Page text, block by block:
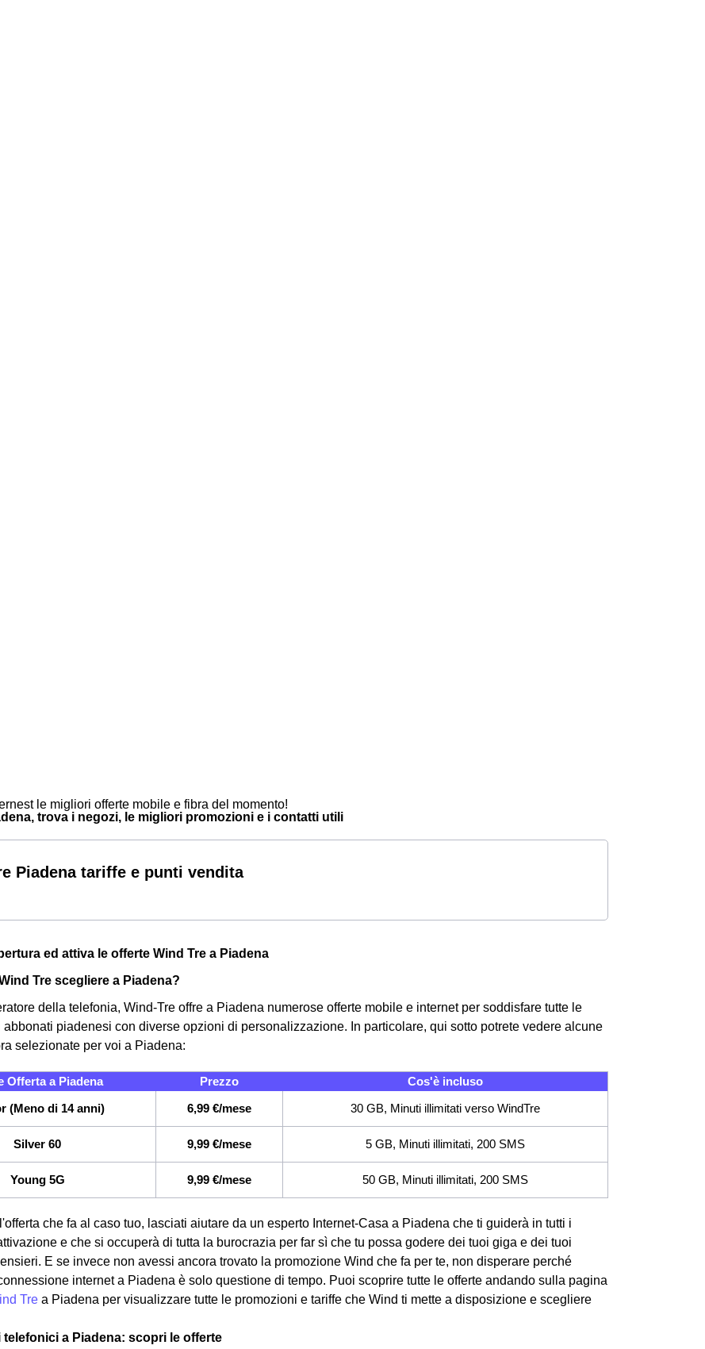
le migliori offerte mobile e fibra del momento!
trova i negozi, le migliori promozioni e i contatti utili
Piadena tariffe e punti vendita
ed attiva le offerte Wind Tre a Piadena
Tre scegliere a Piadena?
della telefonia, Wind-Tre offre a Piadena numerose offerte mobile e internet per soddisfare tutte le
piadenesi con diverse opzioni di personalizzazione. In particolare, qui sotto potrete vedere alcune
selezionate per voi a Piadena:
Offerta a Piadena Prezzo
Cos'è incluso
(Meno di 14 anni)
6,99 €/mese 30 GB, Minuti illimitati verso WindTre
Silver 60 9,99 €/mese 5 GB, Minuti illimitati, 200 SMS
Young 5G 9,99 €/mese 50 GB, Minuti illimitati, 200 SMS
che fa al caso tuo, lasciati aiutare da un esperto Internet-Casa a Piadena che ti guiderà in tutti i
e che si occuperà di tutta la burocrazia per far sì che tu possa godere dei tuoi giga e dei tuoi
E se invece non avessi ancora trovato la promozione Wind che fa per te, non disperare perché
internet a Piadena è solo questione di tempo. Puoi scoprire tutte le offerte andando sulla pagina
Tre a Piadena per visualizzare tutte le promozioni e tariffe che Wind ti mette a disposizione e scegliere
a Piadena: scopri le offerte